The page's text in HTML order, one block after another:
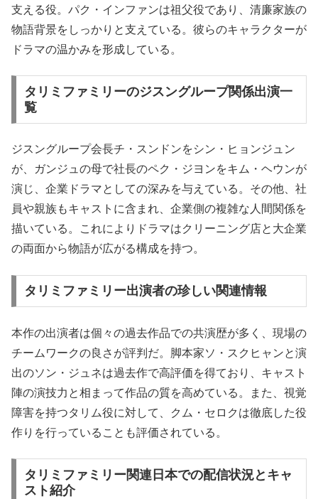
支える役。パク・インファンは祖父役であり、清廉家族の
物語背景をしっかりと支えている。彼らのキャラクターが
ドラマの温かみを形成している。
タリミファミリーのジスングループ関係出演一
覧
ジスングループ会長チ・スンドンをシン・ヒョンジュン
が、ガンジュの母で社長のペク・ジヨンをキム・ヘウンが
演じ、企業ドラマとしての深みを与えている。その他、社
員や親族もキャストに含まれ、企業側の複雑な人間関係を
描いている。これによりドラマはクリーニング店と大企業
の両面から物語が広がる構成を持つ。
タリミファミリー出演者の珍しい関連情報
本作の出演者は個々の過去作品での共演歴が多く、現場の
チームワークの良さが評判だ。脚本家ソ・スクヒャンと演
出のソン・ジュネは過去作で高評価を得ており、キャスト
陣の演技力と相まって作品の質を高めている。また、視覚
障害を持つタリム役に対して、クム・セロクは徹底した役
作りを行っていることも評価されている。
タリミファミリー関連日本での配信状況とキャ
スト紹介